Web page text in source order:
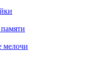
мелочи